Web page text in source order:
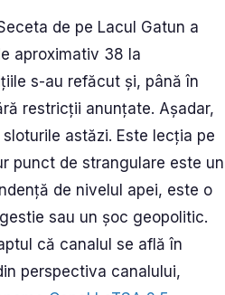
de pe Lacul Gatun a
aproximativ 38 la
s-au refăcut și, până în
restricții anunțate. Așadar,
astăzi. Este lecția pe
punct de strangulare este un
de nivelul apei, este o
sau un șoc geopolitic.
că canalul se află în
perspectiva canalului,